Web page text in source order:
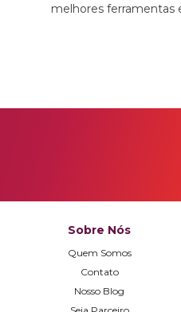
melhores ferramentas
Sobre Nós
Quem Somos
Contato
Nosso Blog
Seja Parceiro